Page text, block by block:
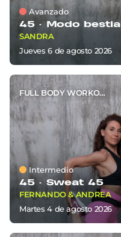
Avanzado
45 · Modo bestia
SANDRA
jueves 6deagosto 2026
FULL BODY WORKOUT
Intermedio
45 · Sweat 45
FERNANDO & ANDREA
martes 4deagosto 2026